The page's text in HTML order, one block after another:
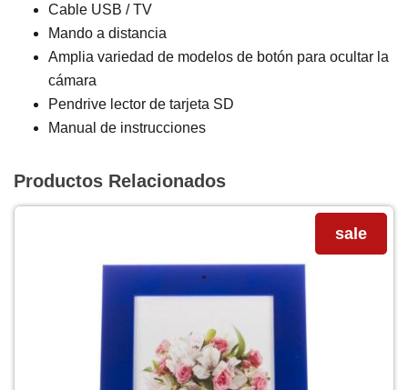
Cable USB / TV
Mando a distancia
Amplia variedad de modelos de botón para ocultar la
cámara
Pendrive lector de tarjeta SD
Manual de instrucciones
Productos Relacionados
sale